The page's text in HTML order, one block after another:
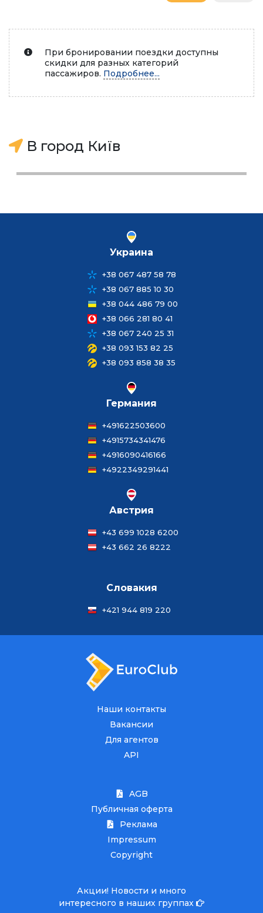
При бронировании поездки доступны
скидки для разных категорий
пассажиров. Подробнее...
В город Київ
Украина
+38 067 487 58 78
+38 067 885 10 30
+38 044 486 79 00
+38 066 281 80 41
+38 067 240 25 31
+38 093 153 82 25
+38 093 858 38 35
Германия
+491622503600
+4915734341476
+4916090416166
+4922349291441
Австрия
+43 699 1028 6200
+43 662 26 8222
Словакия
+421 944 819 220
Наши контакты
Вакансии
Для агентов
API
AGB
Публичная оферта
Реклама
Impressum
Copyright
Акции! Новости и много
интересного в наших группах